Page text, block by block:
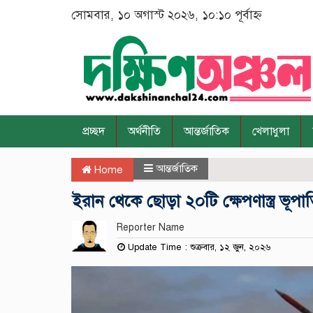
সোমবার, ১০ অগাস্ট ২০২৬, ১০:১০ পূর্বাহ্ন
প্রচ্ছদ অর্থনীতি আন্তর্জাতিক খেলাধুলা
Home আন্তর্জাতিক
ইরান থেকে ছোড়া ২০টি ক্ষেপণাস্ত্র
Reporter Name
Update Time : শুক্রবার, ১২ জুন, ২০২৬